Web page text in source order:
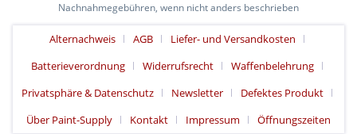
Nachnahmegebühren, wenn nicht anders beschrieben
Alternachweis AGB
Liefer- und Versandkosten
Batterieverordnung
Widerrufsrecht
Waffenbelehrung
Privatsphäre & Datenschutz
Newsletter
Defektes Produkt
Über Paint-Supply
Kontakt Impressum
Öffnungszeiten